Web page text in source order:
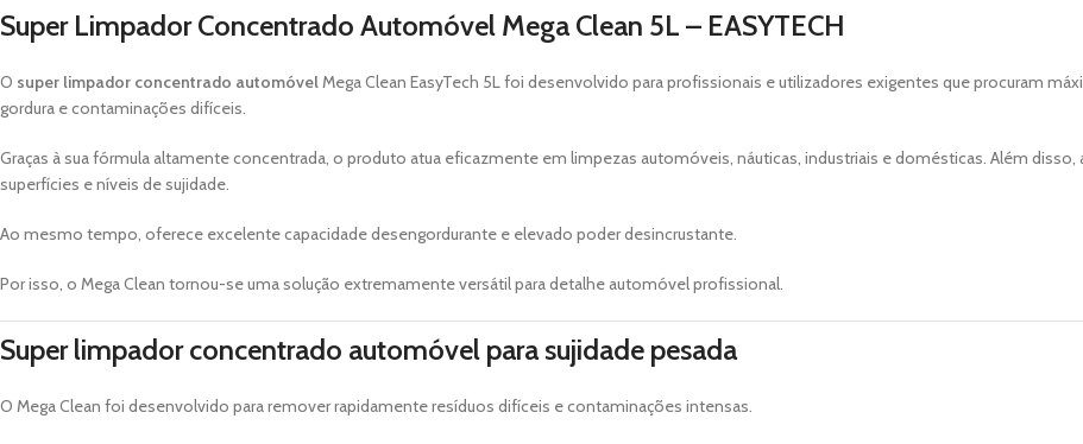
Super Limpador Concentrado Automóvel Mega Clean 5L – EASYTECH
O super limpador concentrado automóvel Mega Clean EasyTech 5L foi desenvolvido para profissionais e utilizadores exigentes que procuram
gordura e contaminações difíceis.
Graças à sua fórmula altamente concentrada, o produto atua eficazmente em limpezas automóveis, náuticas, industriais e domésticas. Além
superfícies e níveis de sujidade.
Ao mesmo tempo, oferece excelente capacidade desengordurante e elevado poder desincrustante.
Por isso, o Mega Clean tornou-se uma solução extremamente versátil para detalhe automóvel profissional.
Super limpador concentrado automóvel para sujidade pesada
O Mega Clean foi desenvolvido para remover rapidamente resíduos difíceis e contaminações intensas.